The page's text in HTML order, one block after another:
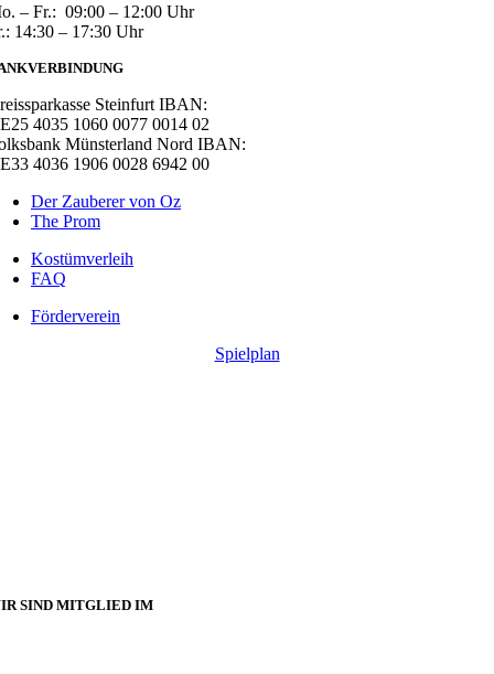
– Fr.: 09:00 – 12:00 Uhr
14:30 – 17:30 Uhr
Steinfurt IBAN:
​4035 ​1060 ​0077 ​0014 ​02
Münsterland Nord IBAN:
​4036 ​1906 ​0028 ​6942 ​00
Der Zauberer von Oz
The Prom
Kostümverleih
FAQ
Förderverein
Spielplan
SIND MITGLIED IM